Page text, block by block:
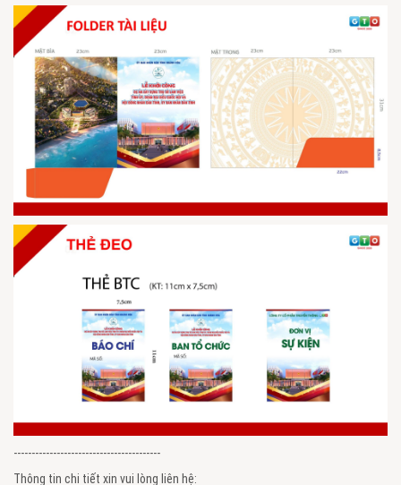
-----------------------------------------
Thông tin chi tiết xin vui lòng liên hệ: